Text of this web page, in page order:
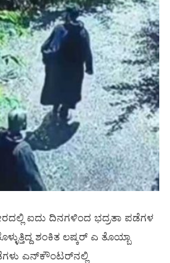
ಐದು ದಿನಗಳಿಂದ ಭದ್ರತಾ ಪಡೆಗಳ
ಶಂಕಿತ ಲಷ್ಕರ್‌ ಎ ತೊಯ್ಬಾ
ಎನ್‌ಕೌಂಟರ್‌ನಲ್ಲಿ